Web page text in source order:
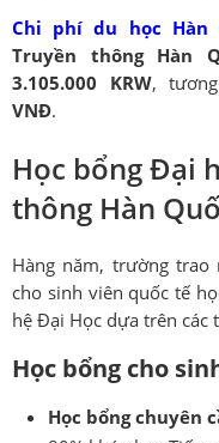
Chi phí du học Hàn
Truyền thông Hàn
3.105.000 KRW,
VNĐ.
Học bổng Đại
thông Hàn
Hàng năm, trường trao
cho sinh viên quốc tế
hệ Đại Học dựa trên các
Học bổng cho
Học bổng chuyên